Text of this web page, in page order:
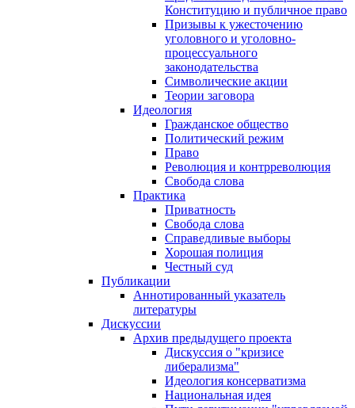
Конституцию и публичное право
Призывы к ужесточению
уголовного и уголовно-
процессуального
законодательства
Символические акции
Теории заговора
Идеология
Гражданское общество
Политический режим
Право
Революция и контрреволюция
Свобода слова
Практика
Приватность
Свобода слова
Справедливые выборы
Хорошая полиция
Честный суд
Публикации
Аннотированный указатель
литературы
Дискуссии
Архив предыдущего проекта
Дискуссия о "кризисе
либерализма"
Идеология консерватизма
Национальная идея